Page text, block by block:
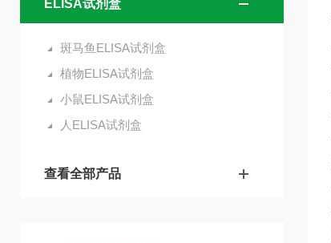
ELISA试剂盒
斑马鱼ELISA试剂盒
植物ELISA试剂盒
小鼠ELISA试剂盒
人ELISA试剂盒
查看全部产品